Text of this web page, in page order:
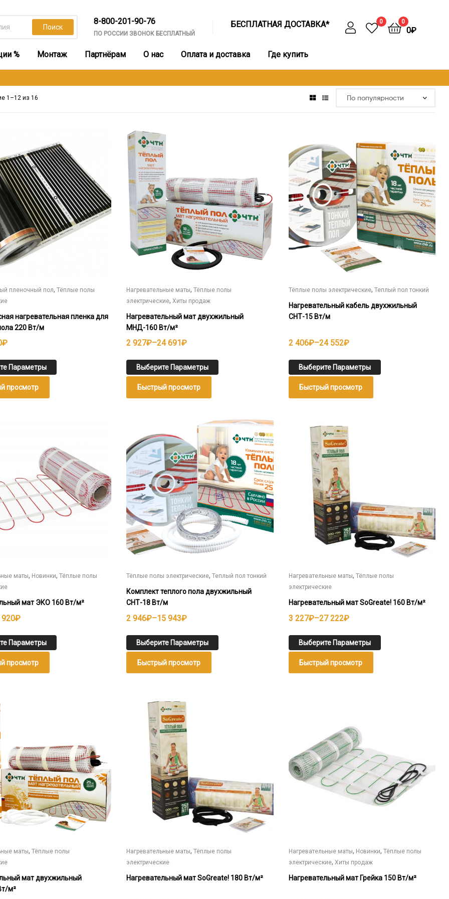
Поиск
8-800-201-90-76
ПО РОССИИ ЗВОНОК БЕСПЛАТНЫЙ
БЕСПЛАТНАЯ ДОСТАВКА* 0 0
0₽
% Монтаж Партнёрам О нас Оплата и доставка Где купить
1–12 из 16
пленочный пол, Тёплые полы
нагревательная пленка для
220 Вт/м
₽
Параметры
просмотр
Нагревательные маты,Тёплые полы
электрические,Хиты продаж
Нагревательный мат двухжильный
МНД-160 Вт/м²
2 927₽–24 691₽
Диапазон
927₽
Выберите Параметры
Этот
товар
имеет
несколько
вариаций.
можно
выбрать
странице
товара.
Быстрый просмотр
Тёплые полы электрические, Теплый пол тонкий
Нагревательный кабель двухжильный
СНТ-15 Вт/м
2 406₽–24 552₽
Диапазон
406₽
Выберите Параметры
товар
имеет
несколько
вариаций.
Опции
можно
выбрать
странице
товара.
Быстрый просмотр
маты, Новинки, Тёплые полы
мат ЭКО 160 Вт/м²
920₽
Параметры
просмотр
Тёплые полы электрические,Теплый пол тонкий
Комплект теплого пола двухжильный
СНТ-18 Вт/м
2 946₽–15 943₽
Диапазон
946₽
Выберите Параметры
имеет
несколько
вариаций.
Опции
можно
выбрать
на
странице
товара.
Быстрый просмотр
Нагревательные маты, Тёплые полы
электрические
Нагревательный мат SoGreate! 160 Вт/м²
3 227₽–27 222₽
Диапазон
227₽
Выберите Параметры
несколько
вариаций.
выбрать
странице
Быстрый просмотр
маты, Тёплые полы
мат двухжильный
м²
Нагревательные маты,Тёплые полы
электрические
Нагревательный мат SoGreate! 180 Вт/м²
несколько
вариаций.
выбрать
странице
Нагревательные маты, Новинки, Тёплые полы
электрические, Хиты продаж
Нагревательный мат Грейка 150 Вт/м²
вариаций.
Опции
можно
выбрать